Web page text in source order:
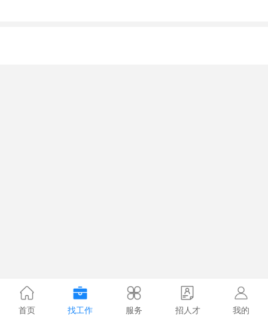
首页 找工作 服务 招人才 我的